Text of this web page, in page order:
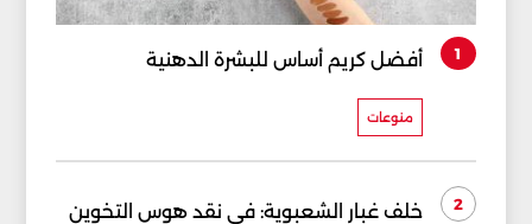
1 أفضل كريم أساس للبشرة الدهنية
منوعات
2 خلف غبار الشعبوية: في نقد هوس التخوين